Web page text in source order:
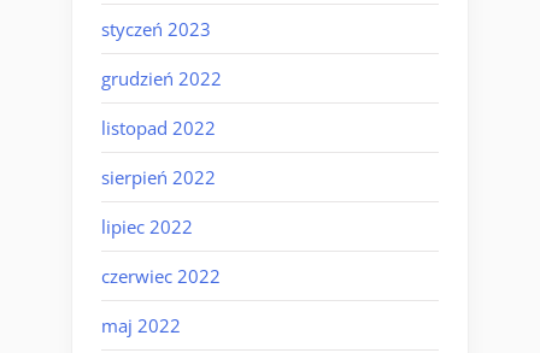
styczeń 2023
grudzień 2022
listopad 2022
sierpień 2022
lipiec 2022
czerwiec 2022
maj 2022